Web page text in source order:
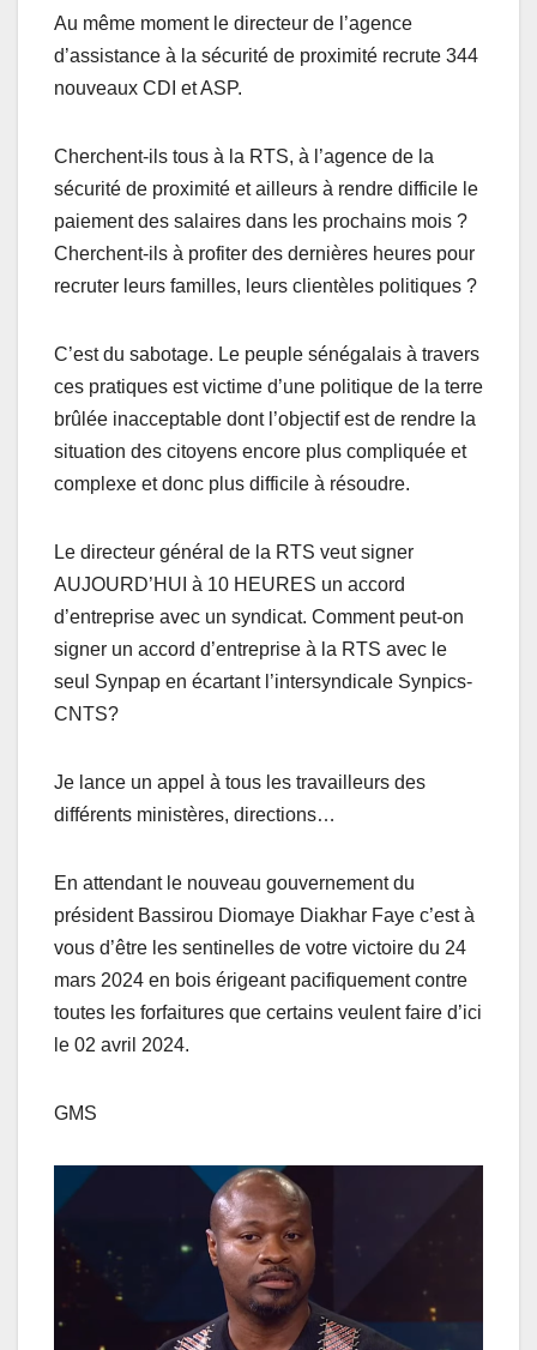
Au même moment le directeur de l’agence
d’assistance à la sécurité de proximité recrute 344
nouveaux CDI et ASP.
Cherchent-ils tous à la RTS, à l’agence de la
sécurité de proximité et ailleurs à rendre difficile le
paiement des salaires dans les prochains mois ?
Cherchent-ils à profiter des dernières heures pour
recruter leurs familles, leurs clientèles politiques ?
C’est du sabotage. Le peuple sénégalais à travers
ces pratiques est victime d’une politique de la terre
brûlée inacceptable dont l’objectif est de rendre la
situation des citoyens encore plus compliquée et
complexe et donc plus difficile à résoudre.
Le directeur général de la RTS veut signer
AUJOURD’HUI à 10 HEURES un accord
d’entreprise avec un syndicat. Comment peut-on
signer un accord d’entreprise à la RTS avec le
seul Synpap en écartant l’intersyndicale Synpics-
CNTS?
Je lance un appel à tous les travailleurs des
différents ministères, directions…
En attendant le nouveau gouvernement du
président Bassirou Diomaye Diakhar Faye c’est à
vous d’être les sentinelles de votre victoire du 24
mars 2024 en bois érigeant pacifiquement contre
toutes les forfaitures que certains veulent faire d’ici
le 02 avril 2024.
GMS